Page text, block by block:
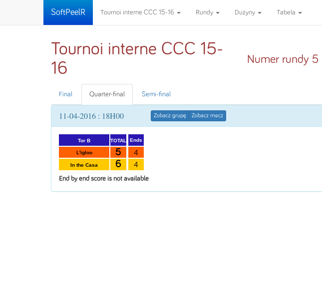
SoftPeelR Tournoi interne CCC 15-16 Rundy Dużyny Tabela
Tournoi interne CCC 15-
16
Numer rundy 5
Final Quarter-final Semi-final
11-04-2016 : 18H00 Zobacz grupę Zobacz mecz
Tor B
L'igloo
In the Casa
TOTAL
5
6
Ends
4
4
End by end score is not available